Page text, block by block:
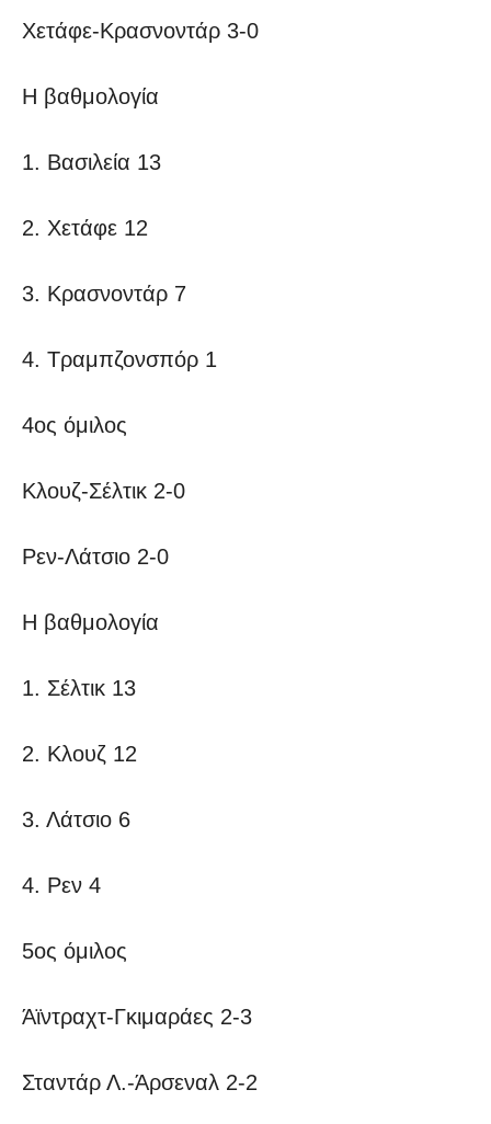
Χετάφε-Κρασνοντάρ 3-0
Η βαθμολογία
1. Βασιλεία 13
2. Χετάφε 12
3. Κρασνοντάρ 7
4. Τραμπζονσπόρ 1
4ος όμιλος
Κλουζ-Σέλτικ 2-0
Ρεν-Λάτσιο 2-0
Η βαθμολογία
1. Σέλτικ 13
2. Κλουζ 12
3. Λάτσιο 6
4. Ρεν 4
5ος όμιλος
Άϊντραχτ-Γκιμαράες 2-3
Σταντάρ Λ.-Άρσεναλ 2-2